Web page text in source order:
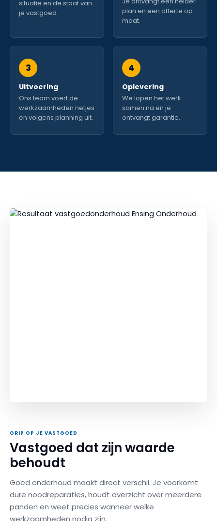
situatie en de staat van
je vastgoed.
plan en een offerte op
maat.
3
Uitvoering
Ons team voert de
werkzaamheden netjes
en volgens planning uit.
4
Oplevering
We lopen het werk
samen na en je
ontvangt garantie.
GRIP OP JE VASTGOED
Vastgoed dat zijn waarde
behoudt
Goed onderhoud maakt direct verschil. Je voorkomt
dure noodreparaties, houdt overzicht over meerdere
panden en weet precies wanneer welke
werkzaamheden nodig zijn.